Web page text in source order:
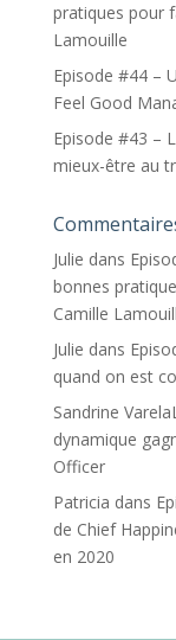
pratiques pour
Lamouille
Episode #44 –
Feel Good
Episode #43 –
mieux-être au
Julie dans
bonnes
Camille
Julie dans
quand on est
Sandrine
dynamique
Officer
Patricia dans
de Chief
en 2020